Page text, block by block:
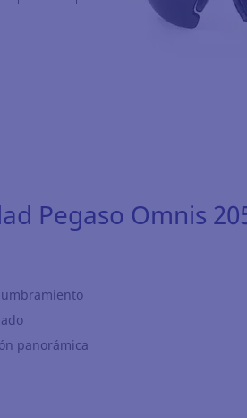
Pegaso Omnis
panorámica